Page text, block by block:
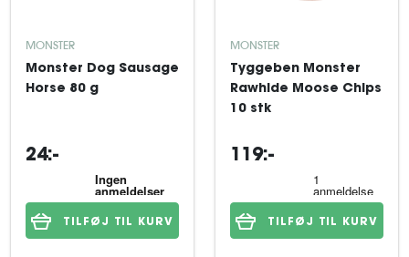
MONSTER
Monster Dog Sausage
Horse 80 g
24:-
TILFØJ TIL KURV
MONSTER
Tyggeben Monster
Rawhide Moose Chips
10 stk
119:-
TILFØJ TIL KURV